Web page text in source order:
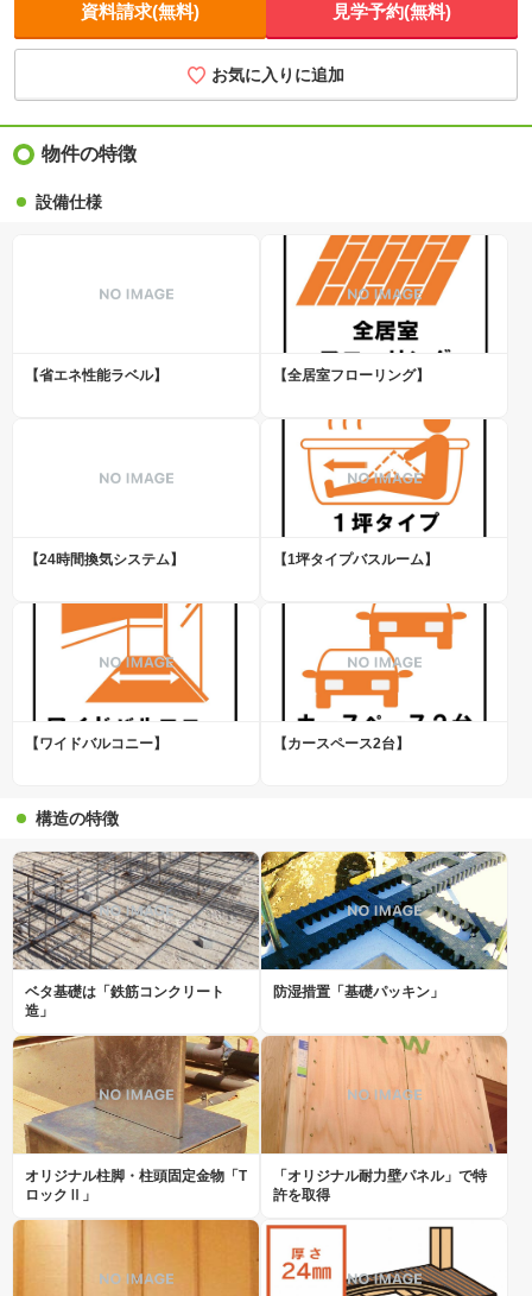
資料請求(無料) 見学予約(無料)
お気に入りに追加
物件の特徴
設備仕様
【省エネ性能ラベル】 【全居室フローリング】
【24時間換気システム】 【1坪タイプバスルーム】
【ワイドバルコニー】 【カースペース2台】
構造の特徴
ベタ基礎は「鉄筋コンクリート
造」
防湿措置「基礎パッキン」
オリジナル柱脚・柱頭固定金物「T
ロックⅡ」
「オリジナル耐力壁パネル」で特
許を取得